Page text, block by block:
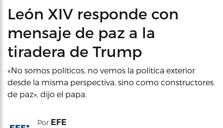
León XIV responde con
mensaje de paz a la
tiradera de Trump
«No somos políticos, no vemos la política exterior
desde la misma perspectiva, sino como constructores
de paz», dijo el papa.
Por EFE